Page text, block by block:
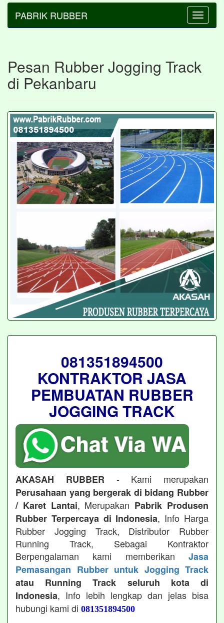
Toggle
PABRIK RUBBER
Pesan Rubber Jogging Track
di Pekanbaru
081351894500
KONTRAKTOR JASA
PEMBUATAN RUBBER
JOGGING TRACK
AKASAH RUBBER - Kami merupakan
Perusahaan yang bergerak di bidang Rubber
/ Karet Lantai, Merupakan Pabrik Produsen
Rubber Terpercaya di Indonesia, Info Harga
Rubber Jogging Track, Distributor Rubber
Running Track, Sebagai Kontraktor
Berpengalaman kami memberikan Jasa
Pemasangan Rubber untuk Jogging Track
atau Running Track seluruh kota di
Indonesia, Info lebih lengkap dan jelas bisa
hubungi kami di 081351894500